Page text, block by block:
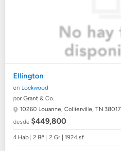
Ellington
en Lockwood
por Grant & Co.
10260 Louanne,Collierville, TN 38017
desde$449,800
4 Hab | 2 Bñ | 2 Gr | 1924 sf